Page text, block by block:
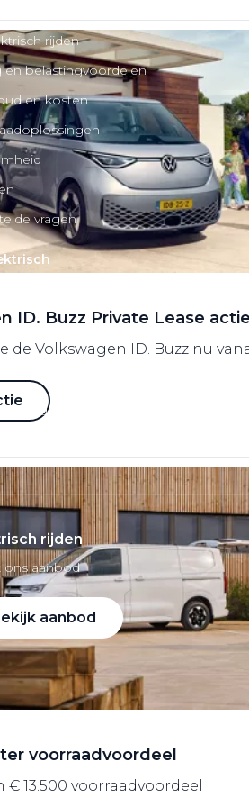
rijden
en belastingvoordelen
en kosten
vragen
rijden
ons aanbod
aanbod
ID. Buzz Private Lease actie
de Volkswagen ID. Buzz nu
voorraadvoordeel
€ 13.500 voorraadvoordeel